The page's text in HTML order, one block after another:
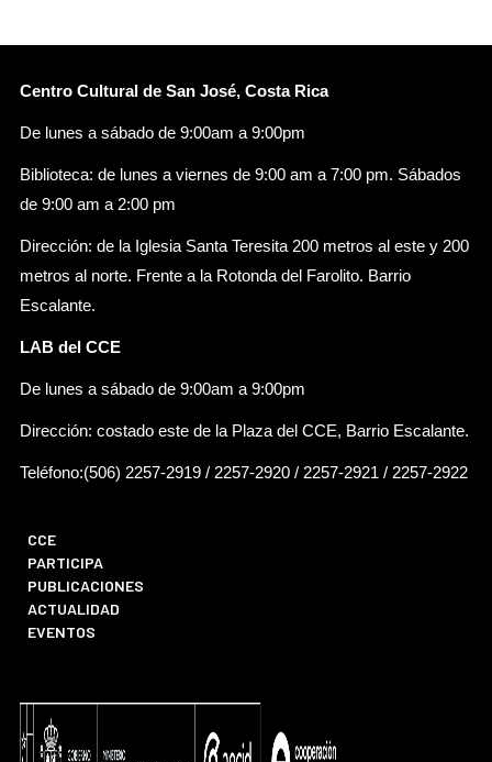
Centro Cultural de San José, Costa Rica
De lunes a sábado de 9:00am a 9:00pm
Biblioteca: de lunes a viernes de 9:00 am a 7:00 pm. Sábados
de 9:00 am a 2:00 pm
Dirección: de la Iglesia Santa Teresita 200 metros al este y 200
metros al norte. Frente a la Rotonda del Farolito. Barrio
Escalante.
LAB del CCE
De lunes a sábado de 9:00am a 9:00pm
Dirección: costado este de la Plaza del CCE, Barrio Escalante.
Teléfono:(506) 2257-2919 / 2257-2920 / 2257-2921 / 2257-2922
CCE
PARTICIPA
PUBLICACIONES
ACTUALIDAD
EVENTOS